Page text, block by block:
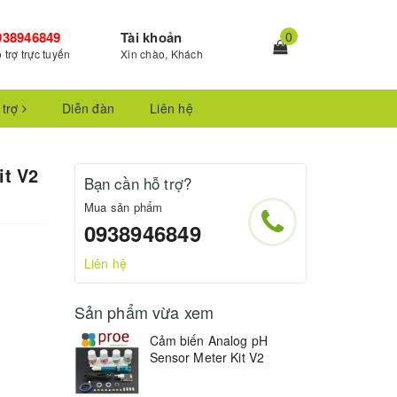
trợ trực tuyến
Tài khoản
Xin chào, Khách
0
Diễn đàn Liên hệ
V2 Bạn cần hỗ trợ?
Mua sản phẩm
0938946849
Liên hệ
Sản phẩm vừa xem
Cảm biến Analog pH
Sensor Meter Kit V2